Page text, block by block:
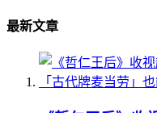
最新文章